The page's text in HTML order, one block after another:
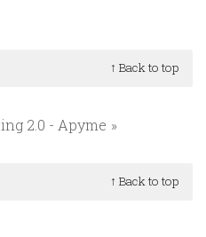
↑ Back to top
2.0 - Apyme
↑ Back to top